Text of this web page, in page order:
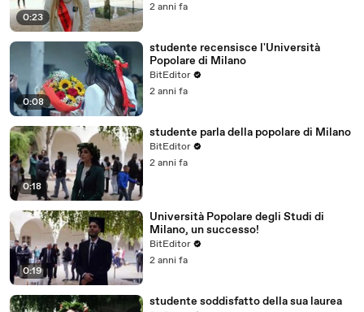
0:23
2 anni fa
0:08
studente recensisce l'Università
Popolare di Milano
BitEditor
2 anni fa
0:18
studente parla della popolare di Milano
BitEditor
2 anni fa
0:19
Università Popolare degli Studi di
Milano, un successo!
BitEditor
2 anni fa
studente soddisfatto della sua laurea